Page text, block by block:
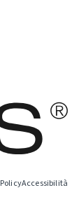
Accessibilità